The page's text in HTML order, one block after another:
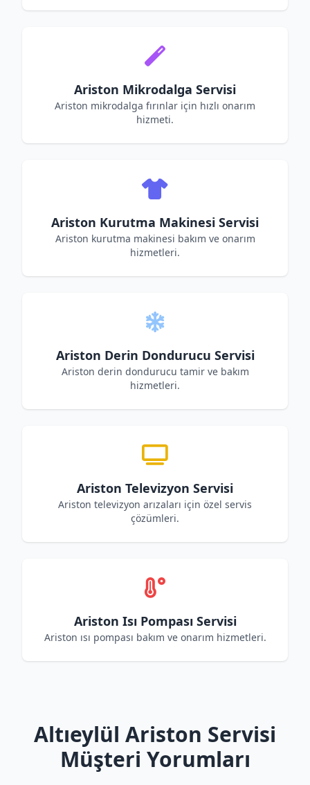
Ariston Mikrodalga Servisi
Ariston mikrodalga fırınlar için hızlı onarım
hizmeti.
Ariston Kurutma Makinesi Servisi
Ariston kurutma makinesi bakım ve onarım
hizmetleri.
Ariston Derin Dondurucu Servisi
Ariston derin dondurucu tamir ve bakım
hizmetleri.
Ariston Televizyon Servisi
Ariston televizyon arızaları için özel servis
çözümleri.
Ariston Isı Pompası Servisi
Ariston ısı pompası bakım ve onarım hizmetleri.
Altıeylül Ariston Servisi
Müşteri Yorumları